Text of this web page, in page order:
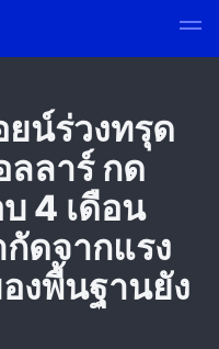
น์ร่วงทรุด
ลาร์ กด
4 เดือน
ดจากแรง
งพื้นฐานยัง